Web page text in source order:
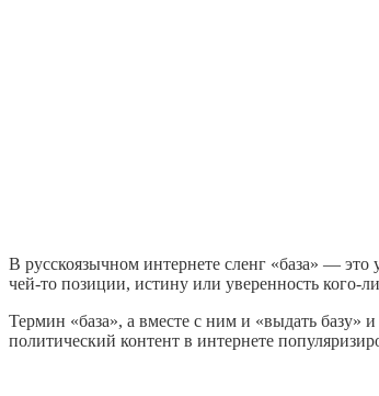
В русскоязычном интернете сленг «база» —
чей-то позиции, истину или уверенность кого-
Термин «база», а вместе с ним и «выдать базу»
политический контент в интернете